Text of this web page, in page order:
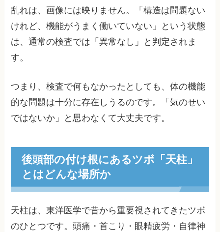
乱れは、画像には映りません。「構造は問題ない
けれど、機能がうまく働いていない」という状態
は、通常の検査では「異常なし」と判定されま
す。
つまり、検査で何もなかったとしても、体の機能
的な問題は十分に存在しうるのです。「気のせい
ではないか」と思わなくて大丈夫です。
後頭部の付け根にあるツボ「天柱」
とはどんな場所か
天柱は、東洋医学で昔から重要視されてきたツボ
のひとつです。頭痛・首こり・眼精疲労・自律神